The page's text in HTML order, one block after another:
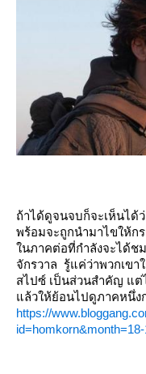
ถ้าได้ดูจนจบก็จะเห็นได้
พร้อมจะถูกนำมาไขให้กร
นภาคต่อที่กำลังจะได้ช
จักรวาล รู้แค่ว่าพวกเขา
สไปซ์ เป็นส่วนสำคัญ แต่
ล้วให้ย้อนไปดูภาคหนึ่ง
https://